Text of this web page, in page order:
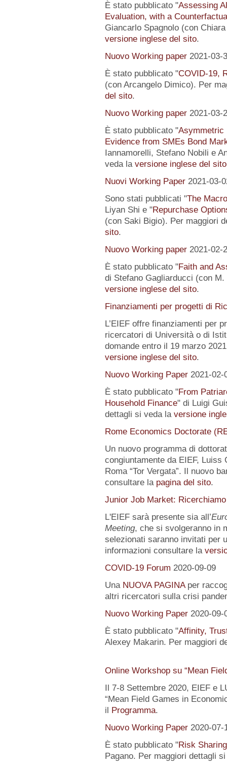
È stato pubblicato "Assessing
Evaluation, with a
Giancarlo Spagnolo (con
versione inglese del sito.
Nuovo Working paper 2021-03-
È stato pubblicato "COVID-19,
(con Arcangelo Dimico). Per
del sito.
Nuovo Working paper 2021-03-
È stato pubblicato "Asymmetric
Evidence from SMEs Bond
Iannamorelli, Stefano Nobili e
veda la versione inglese del sito
Nuovi Working Paper 2021-03-
Sono stati pubblicati "The
Liyan Shi e "Repurchase
(con Saki Bigio). Per maggiori
sito.
Nuovo Working paper 2021-02-
È stato pubblicato "Faith and
di Stefano Gagliarducci (con
versione inglese del sito.
Finanziamenti per progetti di
L’EIEF offre finanziamenti per
ricercatori di Università o di
domande entro il 19 marzo
versione inglese del sito.
Nuovo Working Paper 2021-02-
È stato pubblicato "From
Household Finance" di Luigi
dettagli si veda la versione
Rome Economics Doctorate
Un nuovo programma di
congiuntamente da EIEF, Luiss
Roma “Tor Vergata”. Il nuovo
consultare la pagina del sito.
Junior Job Market:
L'EIEF sarà presente sia all’
Meeting, che si svolgeranno in
selezionati saranno invitati per
informazioni consultare la
COVID-19 Forum 2020-09-09
Una NUOVA PAGINAper
altri ricercatori sulla crisi
Nuovo Working Paper 2020-09-
È stato pubblicato "Affinity,
Alexey Makarin. Per maggiori
Online Workshop su “Mean
Il 7-8 Settembre 2020, EIEF e
“Mean Field Games in
il Programma.
Nuovo Working Paper 2020-07-
È stato pubblicato "Risk
Pagano. Per maggiori dettagli